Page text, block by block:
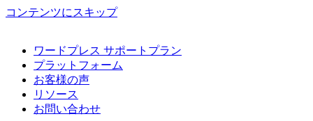
コンテンツにスキップ
ワードプレス サポートプラン
プラットフォーム
お客様の声
リソース
お問い合わせ